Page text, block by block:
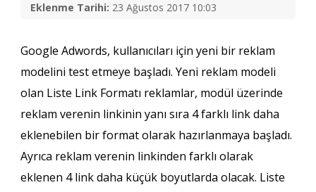
Eklenme Tarihi: 23 Ağustos 2017 10:03
Google Adwords, kullanıcıları için yeni bir reklam
modelini test etmeye başladı. Yeni reklam modeli
olan Liste Link Formatı reklamlar, modül üzerinde
reklam verenin linkinin yanı sıra 4 farklı link daha
eklenebilen bir format olarak hazırlanmaya başladı.
Ayrıca reklam verenin linkinden farklı olarak
eklenen 4 link daha küçük boyutlarda olacak. Liste